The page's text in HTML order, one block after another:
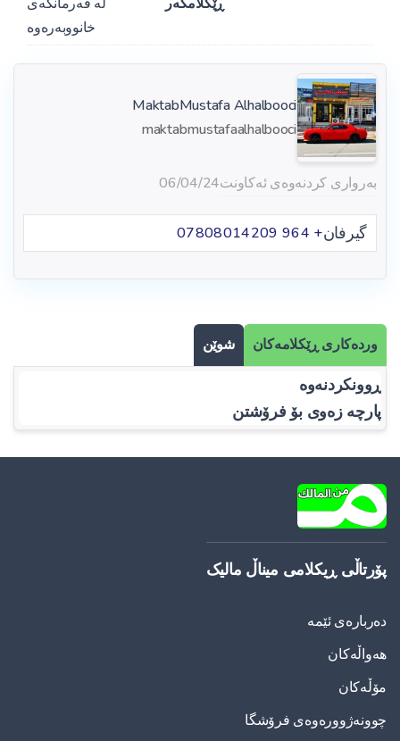
خانووبەرەوە
MaktabMustafa Alhalbooci
maktabmustafaalhalbooci
بەرواری کردنەوەی ئەکاونت06/04/24
گیرفان+ 964 07808014209
وردەکاری ڕێکلامەکان شوێن
ڕوونکردنەوە
پارچە زەوی بۆ فرۆشتن
پۆرتاڵی ڕیکلامی میناڵ مالیک
دەربارەی ئێمە
هەواڵەکان
مۆڵەکان
چوونەژوورەوەی فرۆشگا